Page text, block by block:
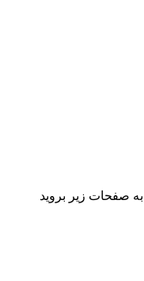
صفحات زیر بروید